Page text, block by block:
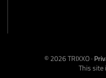
© 2026TRIXXO·
This site